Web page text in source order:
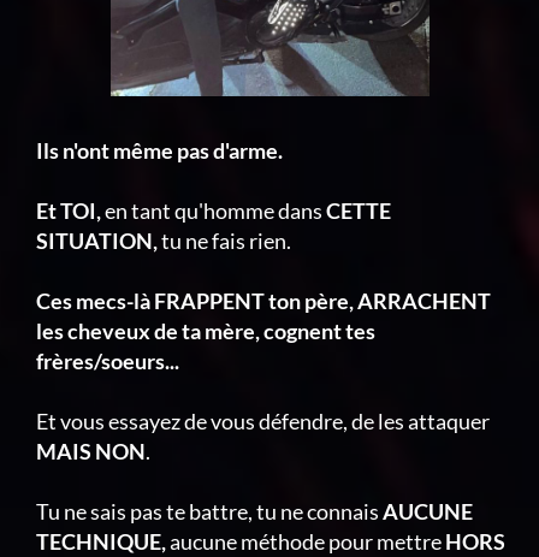
Ils n'ont même pas d'arme.
Et TOI,en tant qu'homme dansCETTE
SITUATION,tu ne fais rien.
Ces mecs-là FRAPPENT ton père, ARRACHENT
les cheveux de ta mère, cognent tes
frères/soeurs...
Et vous essayez de vous défendre, de les attaquer
MAIS NON.
Tu ne sais pas te battre, tu ne connaisAUCUNE
TECHNIQUE,aucune méthode pour mettreHORS